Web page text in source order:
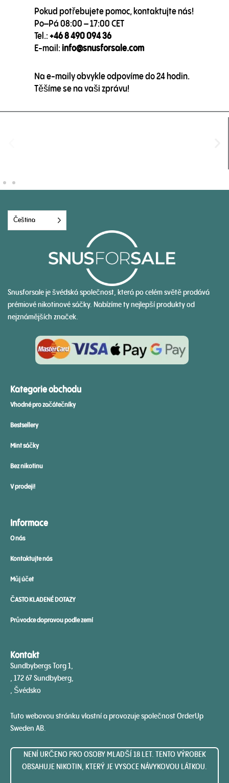
Pokud potřebujete pomoc, kontaktujte nás!
Po–Pá 08:00 – 17:00 CET
Tel.:+46 8 490 094 36
E-mail:info@snusforsale.com
Na e-maily obvykle odpovíme do 24 hodin.
Těšíme se na vaši zprávu!
Čeština
Snusforsale je švédská společnost, která po celém světě prodává
prémiové nikotinové sáčky. Nabízíme ty nejlepší produkty od
nejznámějších značek.
Kategorie obchodu
Vhodné pro začátečníky
Bestsellery
Mint sáčky
Bez nikotinu
V prodeji!
Informace
O nás
Kontaktujte nás
Můj účet
ČASTO KLADENÉ DOTAZY
Průvodce dopravou podle zemí
Kontakt
Sundbybergs Torg 1,
, 172 67 Sundbyberg,
, Švédsko
Tuto webovou stránku vlastní a provozuje společnost OrderUp
Sweden AB.
NENÍ URČENO PRO OSOBY MLADŠÍ 18 LET. TENTO VÝROBEK
OBSAHUJE NIKOTIN, KTERÝ JE VYSOCE NÁVYKOVOU LÁTKOU.